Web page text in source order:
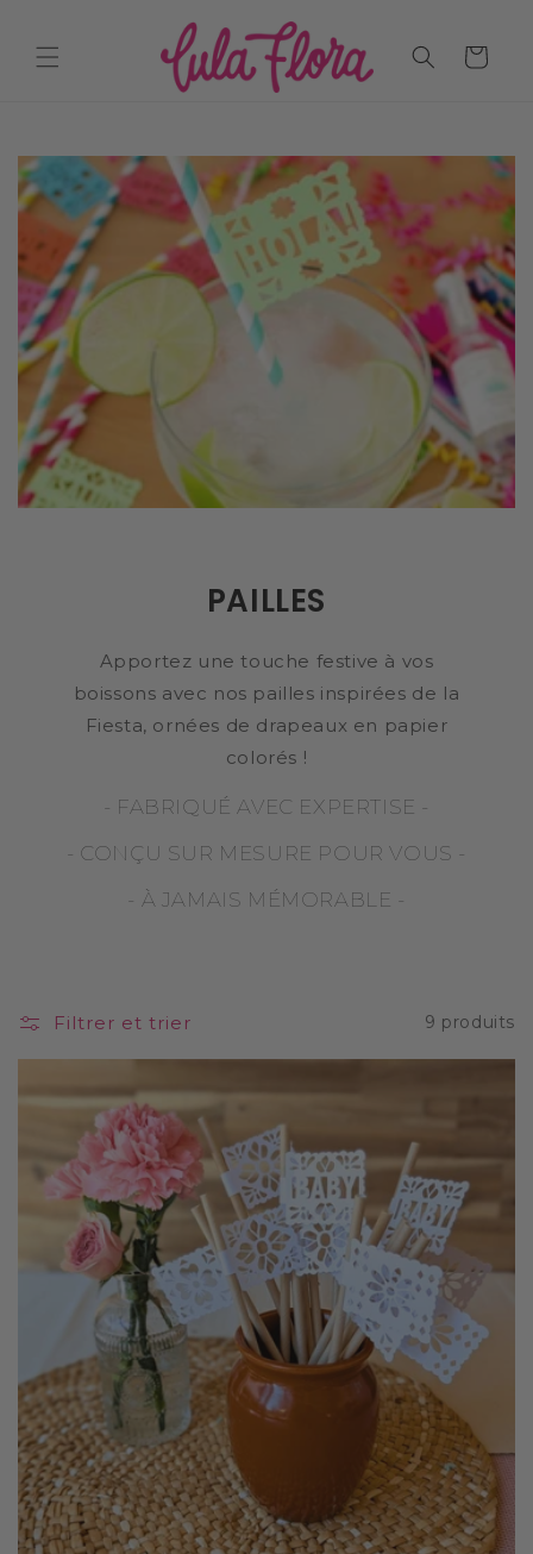
AU
CONTENU
Panier
PAILLES
Apportez une touche festive à vos
boissons avec nos pailles inspirées de la
Fiesta, ornées de drapeaux en papier
colorés !
- FABRIQUÉ AVEC EXPERTISE -
- CONÇU SUR MESURE POUR VOUS -
- À JAMAIS MÉMORABLE -
Filtrer et trier 9 produits